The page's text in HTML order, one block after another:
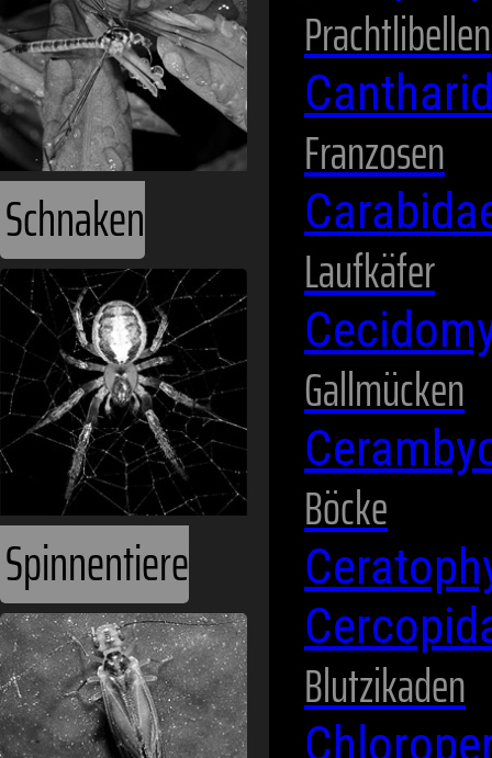
Schnaken
Spinnentiere
Prachtlibellen
Franzosen
Laufkäfer
Gallmücken
Böcke
Blutzikaden